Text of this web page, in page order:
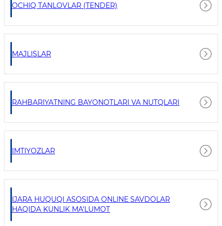
OCHIQ TANLOVLAR (TENDER)
MAJLISLAR
RAHBARIYATNING BAYONOTLARI VA NUTQLARI
IMTIYOZLAR
IJARA HUQUQI ASOSIDA ONLINE SAVDOLAR
HAQIDA KUNLIK MA'LUMOT